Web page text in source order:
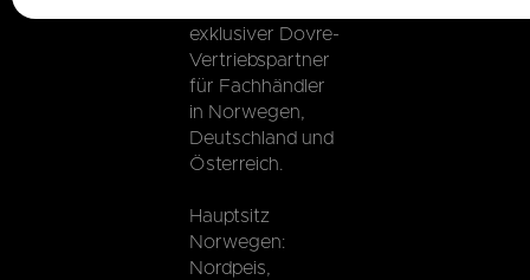
exklusiver Dovre-
Vertriebspartner
für Fachhändler
in Norwegen,
Deutschland und
Österreich.
Hauptsitz
Norwegen:
Nordpeis,